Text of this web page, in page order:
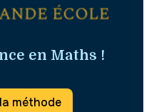
en Maths !
méthode